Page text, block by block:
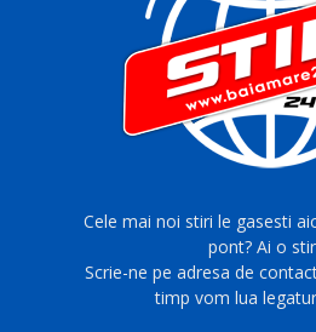
Cele mai noi stiri le gasesti
pont? Ai o
Scrie-ne pe adresa de
timp vom lua